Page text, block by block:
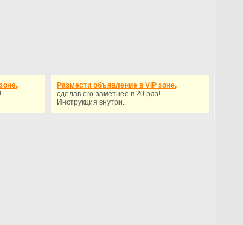
Размести объявление в VIP зоне,
сделав его заметнее в 20 раз!
Инструкция внутри.